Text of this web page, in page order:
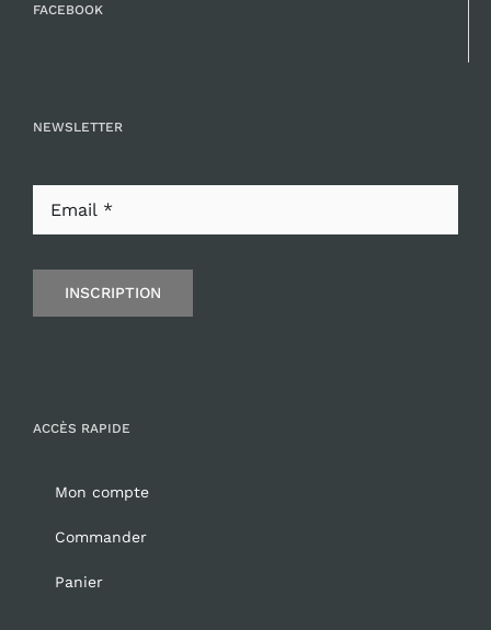
FACEBOOK
NEWSLETTER
INSCRIPTION
ACCÈS RAPIDE
Mon compte
Commander
Panier